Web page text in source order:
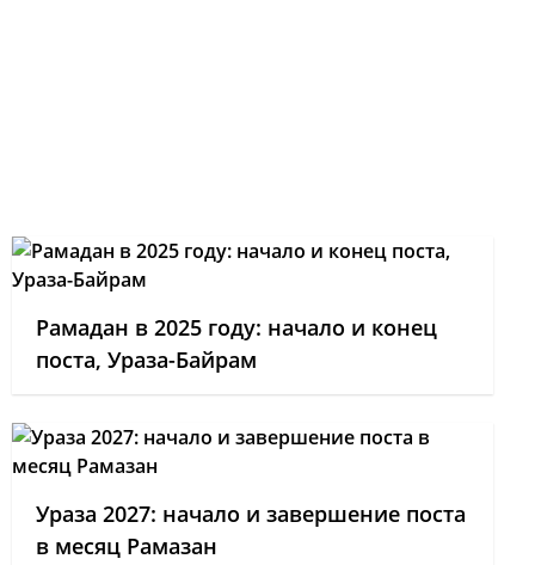
Рамадан в 2025 году: начало и конец
поста, Ураза-Байрам
Ураза 2027: начало и завершение поста
в месяц Рамазан